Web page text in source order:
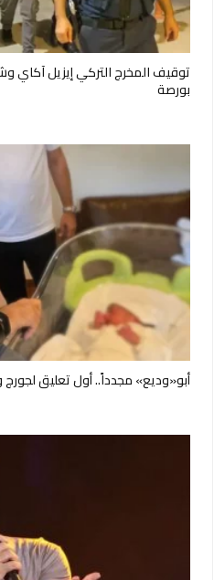
توقيف المخرج التركي إيزيل آكاي
بورصة
أبو«وديع» مجدداً.. أول تعليق